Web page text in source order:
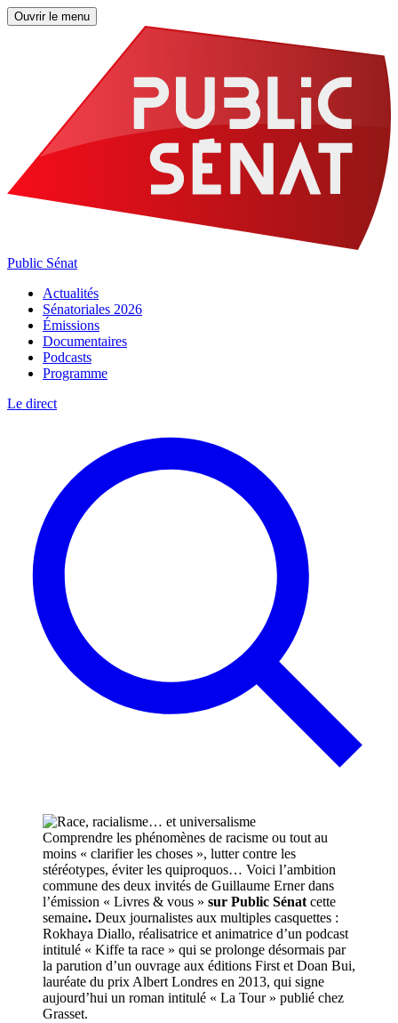
Ouvrir le menu
Public Sénat
Actualités
Sénatoriales 2026
Émissions
Documentaires
Podcasts
Programme
Le direct
Comprendre les phénomènes de racisme ou tout au
moins « clarifier les choses », lutter contre les
stéréotypes, éviter les quiproquos… Voici l’ambition
commune des deux invités de Guillaume Erner dans
l’émission « Livres & vous » sur Public Sénat cette
semaine. Deux journalistes aux multiples casquettes :
Rokhaya Diallo, réalisatrice et animatrice d’un podcast
intitulé « Kiffe ta race » qui se prolonge désormais par
la parution d’un ouvrage aux éditions First et Doan Bui,
lauréate du prix Albert Londres en 2013, qui signe
aujourd’hui un roman intitulé « La Tour » publié chez
Grasset.